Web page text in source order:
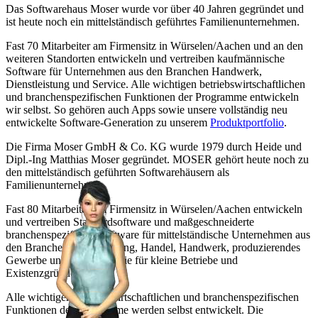
Das Softwarehaus Moser wurde vor über 40 Jahren gegründet und
ist heute noch ein mittelständisch geführtes Familienunternehmen.
Fast 70 Mitarbeiter am Firmensitz in Würselen/Aachen und an den
weiteren Standorten entwickeln und vertreiben kaufmännische
Software für Unternehmen aus den Branchen Handwerk,
Dienstleistung und Service. Alle wichtigen betriebswirtschaftlichen
und branchenspezifischen Funktionen der Programme entwickeln
wir selbst. So gehören auch Apps sowie unsere vollständig neu
entwickelte Software-Generation zu unserem Produktportfolio.
Die Firma Moser GmbH & Co. KG wurde 1979 durch Heide und
Dipl.-Ing Matthias Moser gegründet. MOSER gehört heute noch zu
den mittelständisch geführten Softwarehäusern als
Familienunternehmen.
Fast 80 Mitarbeiter am Firmensitz in Würselen/Aachen entwickeln
und vertreiben Standardsoftware und maßgeschneiderte
branchenspezifische Software für mittelständische Unternehmen aus
den Branchen Dienstleistung, Handel, Handwerk, produzierendes
Gewerbe und Service sowie für kleine Betriebe und
Existenzgründer.
Alle wichtigen betriebswirtschaftlichen und branchenspezifischen
Funktionen der Programme werden selbst entwickelt. Die